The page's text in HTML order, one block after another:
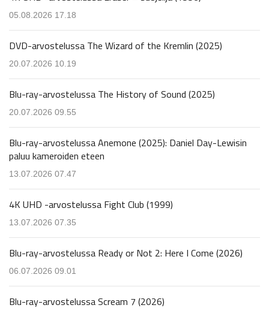
05.08.2026 17.18
DVD-arvostelussa The Wizard of the Kremlin (2025)
20.07.2026 10.19
Blu-ray-arvostelussa The History of Sound (2025)
20.07.2026 09.55
Blu-ray-arvostelussa Anemone (2025): Daniel Day-Lewisin
paluu kameroiden eteen
13.07.2026 07.47
4K UHD -arvostelussa Fight Club (1999)
13.07.2026 07.35
Blu-ray-arvostelussa Ready or Not 2: Here I Come (2026)
06.07.2026 09.01
Blu-ray-arvostelussa Scream 7 (2026)